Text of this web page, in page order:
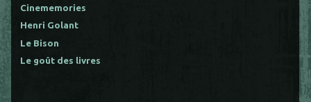
Cinememories
Henri Golant
Le Bison
Le goût des livres